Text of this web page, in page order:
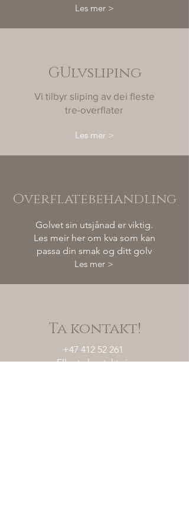
Les mer >
GUlvsliping
Vi tilbyr sliping av dei fleste
tre-overflater
Les mer >
Overflatebehandling
Golvet sin utsjånad er viktig.
Les meir her om kva som kan
passa din smak og ditt golv
Les mer >
Ta kontakt!
+47 412 52 261
Eller ta kontakt via